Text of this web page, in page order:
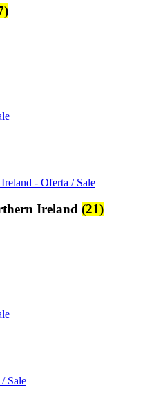
Ireland (21)